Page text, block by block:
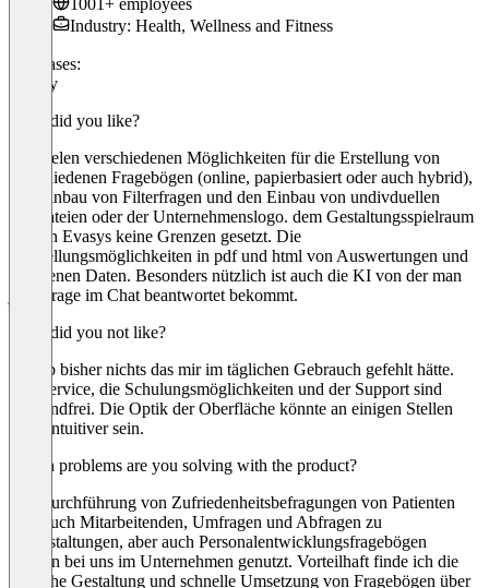
1001+ employees
Industry: Health, Wellness and Fitness
Use cases:
Survey
What did you like?
Die vielen verschiedenen Möglichkeiten für die Erstellung von
verschiedenen Fragebögen (online, papierbasiert oder auch hybrid),
den Einbau von Filterfragen und den Einbau von undivduellen
Bilddateien oder der Unternehmenslogo. dem Gestaltungsspielraum
wird in Evasys keine Grenzen gesetzt. Die
Darstellungsmöglichkeiten in pdf und html von Auswertungen und
erhobenen Daten. Besonders nützlich ist auch die KI von der man
jede Frage im Chat beantwortet bekommt.
What did you not like?
Es gab bisher nichts das mir im täglichen Gebrauch gefehlt hätte.
Der Service, die Schulungsmöglichkeiten und der Support sind
einwandfrei. Die Optik der Oberfläche könnte an einigen Stellen
noch intuitiver sein.
Which problems are you solving with the product?
Die Durchführung von Zufriedenheitsbefragungen von Patienten
aber auch Mitarbeitenden, Umfragen und Abfragen zu
Veranstaltungen, aber auch Personalentwicklungsfragebögen
werden bei uns im Unternehmen genutzt. Vorteilhaft finde ich die
einfache Gestaltung und schnelle Umsetzung von Fragebögen über